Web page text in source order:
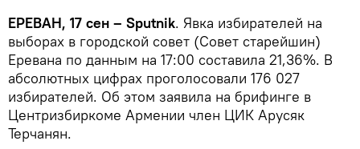
ЕРЕВАН, 17 сен – Sputnik. Явка избирателей на
выборах в городской совет (Совет старейшин)
Еревана по данным на 17:00 составила 21,36%. В
абсолютных цифрах проголосовали 176 027
избирателей. Об этом заявила на брифинге в
Центризбиркоме Армении член ЦИК Арусяк
Терчанян.